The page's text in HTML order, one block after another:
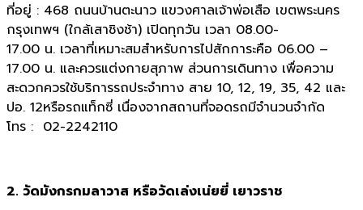
ที่อยู่ : 468 ถนนบ้านตะนาว แขวงศาลเจ้าพ่อเสือ เขตพระนคร
กรุงเทพฯ (ใกล้เสาชิงช้า) เปิดทุกวัน เวลา 08.00-
17.00 น. เวลาที่เหมาะสมสำหรับการไปสักการะคือ 06.00 –
17.00 น. และควรแต่งกายสุภาพ ส่วนการเดินทาง เพื่อความ
สะดวกควรใช้บริการรถประจำทาง สาย 10, 12, 19, 35, 42 และ
ปอ. 12หรือรถแท็กซี่ เนื่องจากสถานที่จอดรถมีจำนวนจำกัด
โทร : 02-2242110
2. วัดมังกรกมลาวาส หรือวัดเล่งเน่ยยี่ เยาวราช